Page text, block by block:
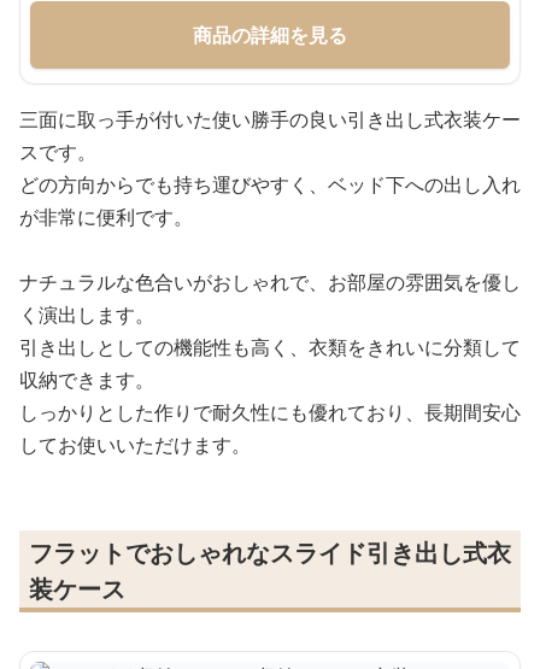
商品の詳細を見る
三面に取っ手が付いた使い勝手の良い引き出し式衣装ケー
スです。
どの方向からでも持ち運びやすく、ベッド下への出し入れ
が非常に便利です。
ナチュラルな色合いがおしゃれで、お部屋の雰囲気を優し
く演出します。
引き出しとしての機能性も高く、衣類をきれいに分類して
収納できます。
しっかりとした作りで耐久性にも優れており、長期間安心
してお使いいただけます。
フラットでおしゃれなスライド引き出し式衣
装ケース